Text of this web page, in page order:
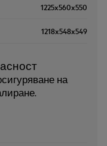
1225x560x550
1218x548x549
на